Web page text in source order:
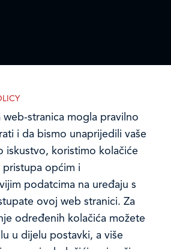
web-stranica mogla pravilno
i da bismo unaprijedili vaše
iskustvo, koristimo kolačiće
pristupa općim i
podatcima na uređaju s
ovoj web stranici. Za
određenih kolačića možete
u dijelu postavki, a više
NA STRANICI
ili onemogućite web-